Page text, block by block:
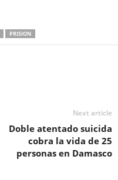
PRISION
Next article
Doble atentado suicida
cobra la vida de 25
personas en Damasco